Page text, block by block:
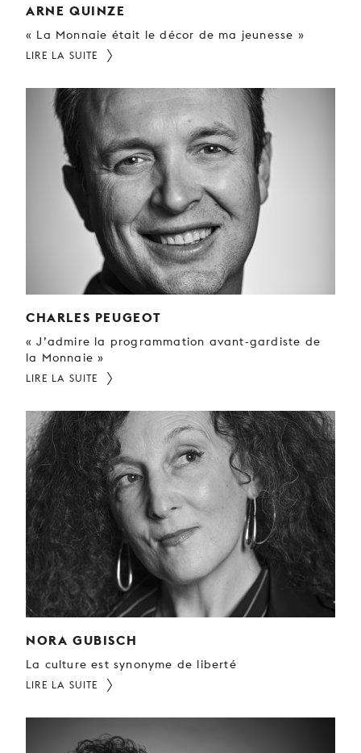
ARNE QUINZE
« La Monnaie était le décor de ma jeunesse »
LIRE LA SUITE
CHARLES PEUGEOT
« J’admire la programmation avant-gardiste de
la Monnaie »
LIRE LA SUITE
NORA GUBISCH
La culture est synonyme de liberté
LIRE LA SUITE